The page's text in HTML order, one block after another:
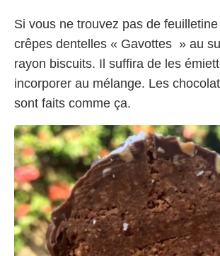
Si vous ne trouvez pas de
crêpes dentelles « Gavottes » au
rayon biscuits. Il suffira de les
incorporer au mélange. Les
sont faits comme ça.